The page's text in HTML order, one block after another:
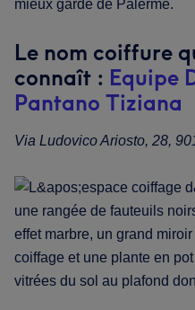
mieux gardé de Palerme.
Le nom coiffure
connaît : Equipe
Pantano Tiziana
Via Ludovico Ariosto, 28,